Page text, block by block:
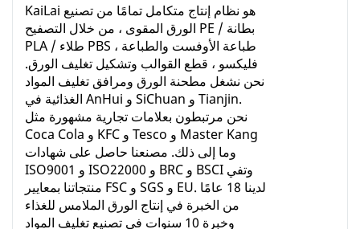
KaiLai هو نظام إنتاج متكامل تمامًا من تصنيع
الورق المقوى ، من خلال التصفيح PE / بطانة
PLA / طلاء PBS ، طباعة الأوفست والطباعة
فليكسو ، قطع القوالب وتشكيل تغليف الورق.
نحن نشغل مطحنة الورق ومرافق تغليف المواد
الغذائية في AnHui و SiChuan و Tianjin.
نحن مرتبطون بعلامات تجارية مشهورة مثل
Coca Cola و KFC و Tesco و Master Kang
وما إلى ذلك. مصنعنا حاصل على شهادات
ISO9001 و ISO22000 و BRC و BSCI وتفي
منتجاتنا بمعايير FSC و SGS و EU. لدينا 18 عامًا
من الخبرة في إنتاج الورق الملامس للغذاء
وخبرة 10 سنوات في تصنيع تغليف المواد